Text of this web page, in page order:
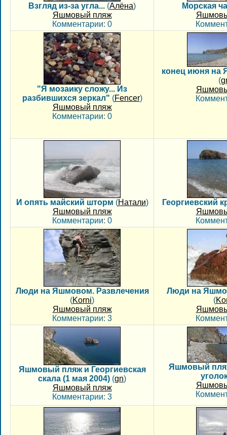
Взгляд из-за угла... (Алёна)
Яшмовый пляж
Комментарии: 0
Морская
"Я мозаику сложу... Из
разбившихся зеркал" (Fencer)
Яшмовый пляж
Комментарии: 0
конец июня на
(
И опять майский шторм (Натали)
Яшмовый пляж
Комментарии: 0
Георгиевский
Люди на Яшмовом. Развлечения
(Korni)
Яшмовый пляж
Комментарии: 3
Люди на
(
Яшмовый пляж и Георгиевская
скала (1 мая 2004) (gn)
Яшмовый пляж
Комментарии: 3
Яшмовый